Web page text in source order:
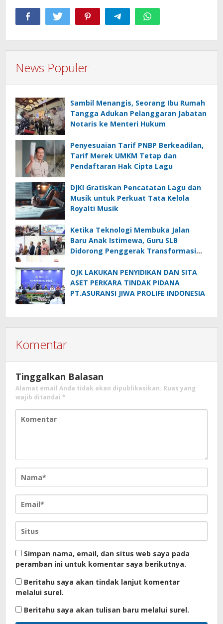
News Populer
Sambil Menangis, Seorang Ibu Rumah
Tangga Adukan Pelanggaran Jabatan
Notaris ke Menteri Hukum
Penyesuaian Tarif PNBP Berkeadilan,
Tarif Merek UMKM Tetap dan
Pendaftaran Hak Cipta Lagu
DJKI Gratiskan Pencatatan Lagu dan
Musik untuk Perkuat Tata Kelola
Royalti Musik
Ketika Teknologi Membuka Jalan
Baru Anak Istimewa, Guru SLB
Didorong Penggerak Transformasi
OJK LAKUKAN PENYIDIKAN DAN SITA
ASET PERKARA TINDAK PIDANA
PT.ASURANSI JIWA PROLIFE INDONESIA
Komentar
Tinggalkan Balasan
Alamat email Anda tidak akan dipublikasikan. Ruas yang
wajib ditandai *
Simpan nama, email, dan situs web saya pada
peramban ini untuk komentar saya berikutnya.
Beritahu saya akan tindak lanjut komentar
melalui surel.
Beritahu saya akan tulisan baru melalui surel.